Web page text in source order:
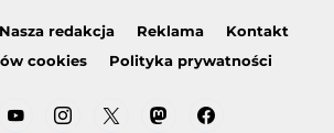
Nasza redakcja Reklama
Kontakt
cookies
Polityka prywatności